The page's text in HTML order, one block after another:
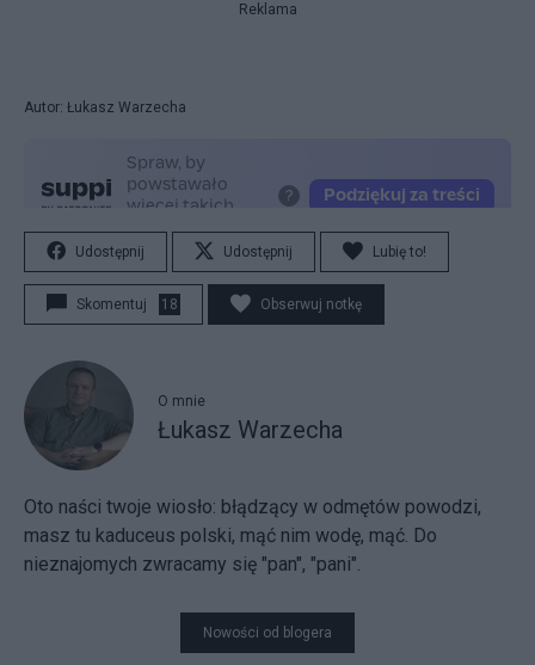
Reklama
Autor: Łukasz Warzecha
Udostępnij Udostępnij Lubię to!
Skomentuj 18 Obserwuj notkę
O mnie
Łukasz Warzecha
Oto naści twoje wiosło: błądzący w odmętów powodzi,
masz tu kaduceus polski, mąć nim wodę, mąć. Do
nieznajomych zwracamy się "pan", "pani".
Nowości od blogera